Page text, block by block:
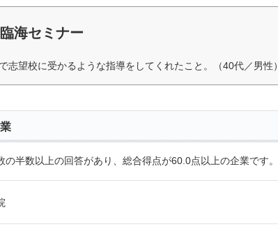
臨海セミナー
志望校に受かるような指導をしてくれたこと。（40代／男性）
の半数以上の回答があり、総合得点が60.0点以上の企業です。